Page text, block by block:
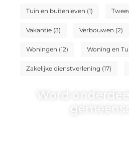
Tuin en buitenleven (1)
Vakantie(3) Verbouwen (2)
Woningen (12) Woning en
Zakelijke dienstverlening (17)
Word